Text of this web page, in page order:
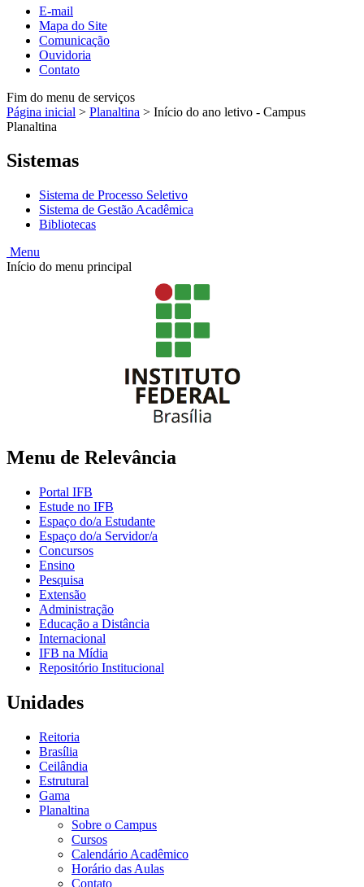
E-mail
Mapa do Site
Comunicação
Ouvidoria
Contato
Fim do menu de serviços
Página inicial > Planaltina > Início do ano letivo - Campus
Planaltina
Sistemas
Sistema de Processo Seletivo
Sistema de Gestão Acadêmica
Bibliotecas
Menu
Início do menu principal
Menu de Relevância
Portal IFB
Estude no IFB
Espaço do/a Estudante
Espaço do/a Servidor/a
Concursos
Ensino
Pesquisa
Extensão
Administração
Educação a Distância
Internacional
IFB na Mídia
Repositório Institucional
Unidades
Reitoria
Brasília
Ceilândia
Estrutural
Gama
Planaltina
Sobre o Campus
Cursos
Calendário Acadêmico
Horário das Aulas
Contato